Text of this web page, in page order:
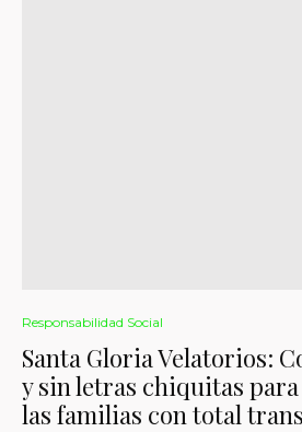
Responsabilidad Social
Santa Gloria Velatorios:
y sin letras chiquitas
las familias con total